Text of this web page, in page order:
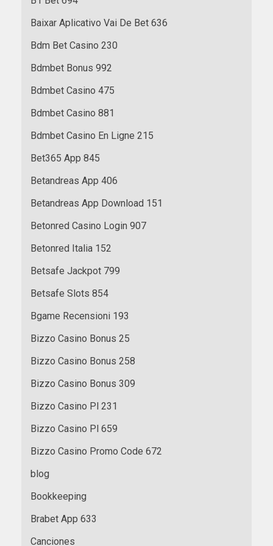
Baixar Aplicativo Vai De Bet 636
Bdm Bet Casino 230
Bdmbet Bonus 992
Bdmbet Casino 475
Bdmbet Casino 881
Bdmbet Casino En Ligne 215
Bet365 App 845
Betandreas App 406
Betandreas App Download 151
Betonred Casino Login 907
Betonred Italia 152
Betsafe Jackpot 799
Betsafe Slots 854
Bgame Recensioni 193
Bizzo Casino Bonus 25
Bizzo Casino Bonus 258
Bizzo Casino Bonus 309
Bizzo Casino Pl 231
Bizzo Casino Pl 659
Bizzo Casino Promo Code 672
blog
Bookkeeping
Brabet App 633
Canciones